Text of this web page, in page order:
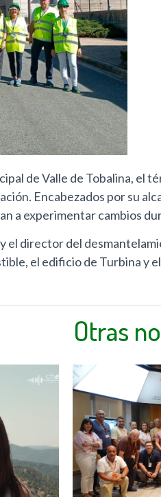
de Valle de Tobalina, el
Encabezados por su
a experimentar cambios
el director del
el edificio de Turbina
Otras